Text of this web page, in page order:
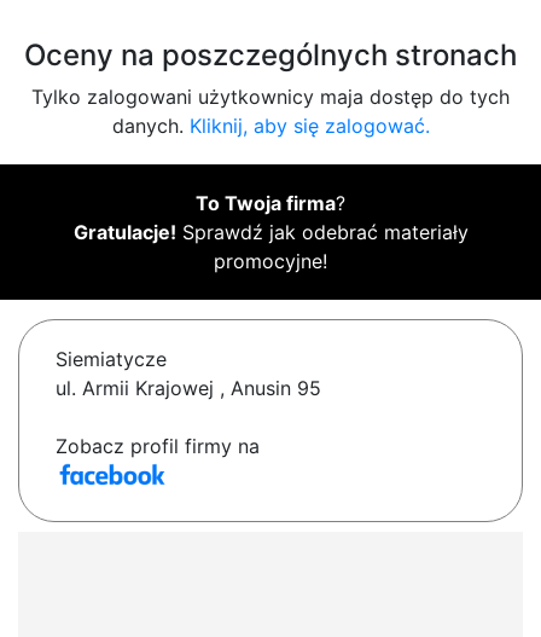
Oceny na poszczególnych stronach
Tylko zalogowani użytkownicy maja dostęp do tych
danych. Kliknij, aby się zalogować.
To Twoja firma?
Gratulacje! Sprawdź jak odebrać materiały
promocyjne!
Siemiatycze
ul. Armii Krajowej , Anusin 95
Zobacz profil firmy na